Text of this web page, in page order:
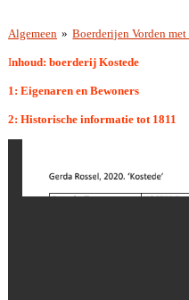
Algemeen » Boerderijen Vorden
Inhoud: boerderij Kostede
1: Eigenaren en Bewoners
2: Historische informatie tot 1811